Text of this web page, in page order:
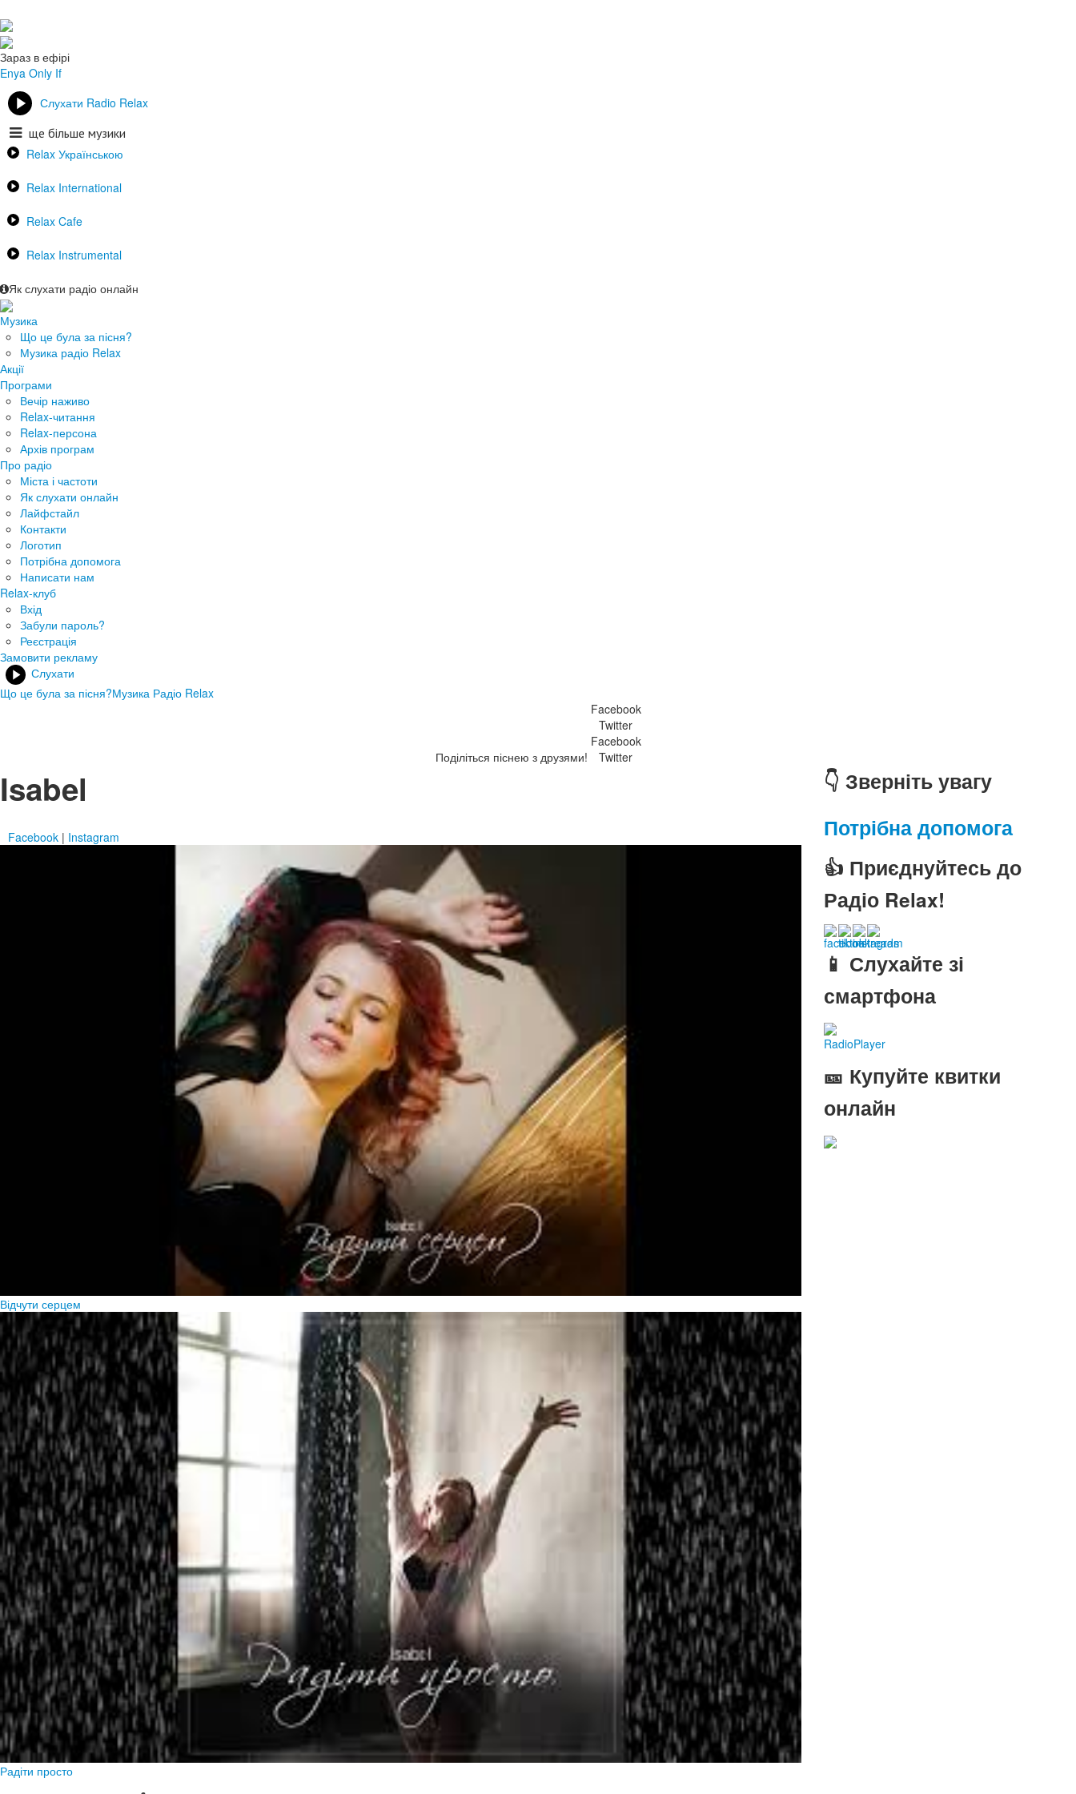
Зараз в ефірі
Enya Only If
Слухати Radio Relax
ще більше музики
Relax Українською
Relax International
Relax Cafe
Relax Instrumental
Як слухати радіо онлайн
Музика
Що це була за пісня?
Музика радіо Relax
Акції
Програми
Вечір наживо
Relax-читання
Relax-персона
Архів програм
Про радіо
Міста і частоти
Як слухати онлайн
Лайфстайл
Контакти
Логотип
Потрібна допомога
Написати нам
Relax-клуб
Вхід
Забули пароль?
Реєстрація
Замовити рекламу
Слухати
Що це була за пісня?Музика Радіо Relax
Поділіться піснею з друзями!
Facebook
Twitter
Facebook
Twitter
Isabel
Facebook | Instagram
Відчути серцем
Радіти просто
👇 Зверніть увагу
Потрібна допомога
👍 Приєднуйтесь до
Радіо Relax!
📱 Слухайте зі
смартфона
RadioPlayer
🎫 Купуйте квитки
онлайн